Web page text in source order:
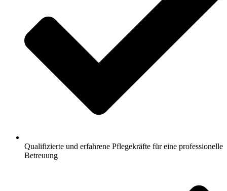
Qualifizierte und erfahrene Pflegekräfte für eine professionelle
Betreuung